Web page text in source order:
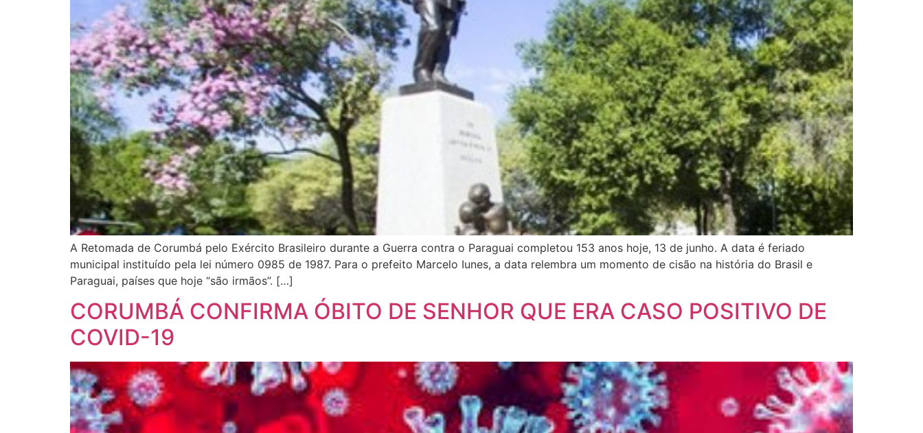
A Retomada de Corumbá pelo Exército Brasileiro durante a Guerra contra o Paraguai completou 153 anos hoje, 13 de junho. A data é feriado
municipal instituído pela lei número 0985 de 1987. Para o prefeito Marcelo Iunes, a data relembra um momento de cisão na história do Brasil e
Paraguai, países que hoje “são irmãos”. […]
CORUMBÁ CONFIRMA ÓBITO DE SENHOR QUE ERA CASO POSITIVO DE
COVID-19